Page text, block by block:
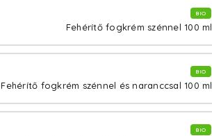
BIO
Fehérítő fogkrém szénnel 100 ml
BIO
Fehérítő fogkrém szénnel és naranccsal 100 ml
BIO